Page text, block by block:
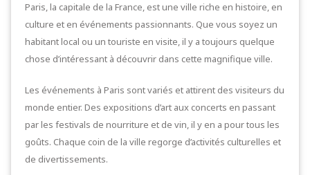
Paris, la capitale de la France, est une ville riche en histoire, en
culture et en événements passionnants. Que vous soyez un
habitant local ou un touriste en visite, il y a toujours quelque
chose d’intéressant à découvrir dans cette magnifique ville.
Les événements à Paris sont variés et attirent des visiteurs du
monde entier. Des expositions d’art aux concerts en passant
par les festivals de nourriture et de vin, il y en a pour tous les
goûts. Chaque coin de la ville regorge d’activités culturelles et
de divertissements.